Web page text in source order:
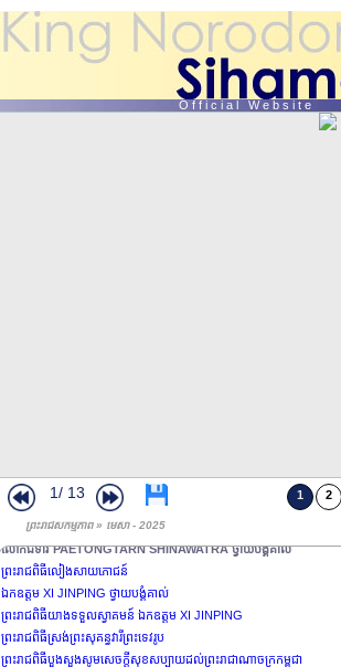
O f f i c i a l W e b s i t e
1/ 13 1 2
ព្រះរាជសកម្មភាព » មេសា - 2025
លោកជំទាវ PAETONGTARN SHINAWATRA ថ្វាយបង្គំគាល់
ព្រះរាជពិធីលៀងសាយភោជន៍
ឯកឧត្តម XI JINPING ថ្វាយបង្គំគាល់
ព្រះរាជពិធីយាងទទួលស្វាគមន៍ ឯកឧត្តម XI JINPING
ព្រះរាជពិធីស្រង់ព្រះសុគន្ធវារីព្រះទេវរូប
ព្រះរាជពិធីបួងសួងសូមសេចក្តីសុខសប្បាយដល់ព្រះរាជាណាចក្រកម្ពុជា